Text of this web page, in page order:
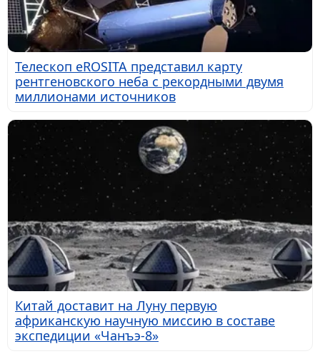
Телескоп eROSITA представил карту
рентгеновского неба с рекордными двумя
миллионами источников
Китай доставит на Луну первую
африканскую научную миссию в составе
экспедиции «Чанъэ-8»